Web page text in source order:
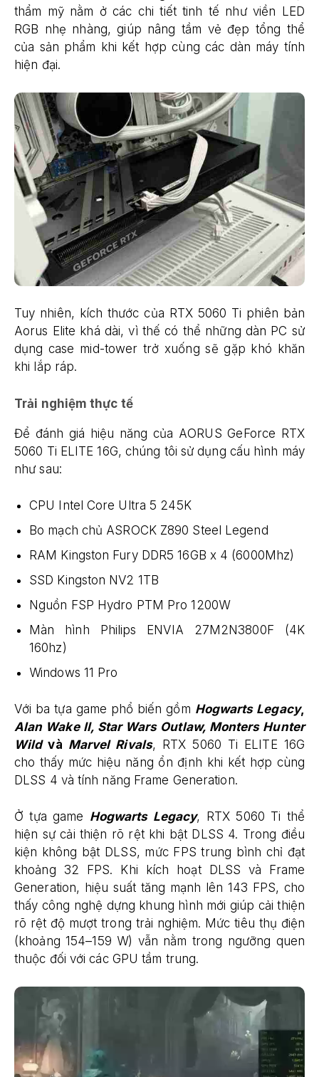
thẩm mỹ nằm ở các chi tiết tinh tế như viền LED
RGB nhẹ nhàng, giúp nâng tầm vẻ đẹp tổng thể
của sản phẩm khi kết hợp cùng các dàn máy tính
hiện đại.
Tuy nhiên, kích thước của RTX 5060 Ti phiên bản
Aorus Elite khá dài, vì thế có thể những dàn PC sử
dụng case mid-tower trở xuống sẽ gặp khó khăn
khi lắp ráp.
Trải nghiệm thực tế
Để đánh giá hiệu năng của AORUS GeForce RTX
5060 Ti ELITE 16G, chúng tôi sử dụng cấu hình máy
như sau:
CPU Intel Core Ultra 5 245K
Bo mạch chủ ASROCK Z890 Steel Legend
RAM Kingston Fury DDR5 16GB x 4 (6000Mhz)
SSD Kingston NV2 1TB
Nguồn FSP Hydro PTM Pro 1200W
Màn hình Philips ENVIA 27M2N3800F (4K
160hz)
Windows 11 Pro
Với ba tựa game phổ biến gồm Hogwarts Legacy,
Alan Wake II, Star Wars Outlaw, Monters Hunter
Wildvà Marvel Rivals, RTX 5060 Ti ELITE 16G
cho thấy mức hiệu năng ổn định khi kết hợp cùng
DLSS 4 và tính năng Frame Generation.
Ở tựa game Hogwarts Legacy, RTX 5060 Ti thể
hiện sự cải thiện rõ rệt khi bật DLSS 4. Trong điều
kiện không bật DLSS, mức FPS trung bình chỉ đạt
khoảng 32 FPS. Khi kích hoạt DLSS và Frame
Generation, hiệu suất tăng mạnh lên 143 FPS, cho
thấy công nghệ dựng khung hình mới giúp cải thiện
rõ rệt độ mượt trong trải nghiệm. Mức tiêu thụ điện
(khoảng 154–159 W) vẫn nằm trong ngưỡng quen
thuộc đối với các GPU tầm trung.